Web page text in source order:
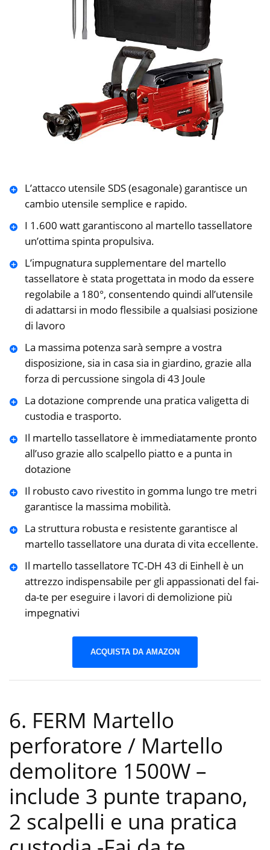
L’attacco utensile SDS (esagonale) garantisce un
cambio utensile semplice e rapido.
I 1.600 watt garantiscono al martello tassellatore
un’ottima spinta propulsiva.
L’impugnatura supplementare del martello
tassellatore è stata progettata in modo da essere
regolabile a 180°, consentendo quindi all’utensile
di adattarsi in modo flessibile a qualsiasi posizione
di lavoro
La massima potenza sarà sempre a vostra
disposizione, sia in casa sia in giardino, grazie alla
forza di percussione singola di 43 Joule
La dotazione comprende una pratica valigetta di
custodia e trasporto.
Il martello tassellatore è immediatamente pronto
all’uso grazie allo scalpello piatto e a punta in
dotazione
Il robusto cavo rivestito in gomma lungo tre metri
garantisce la massima mobilità.
La struttura robusta e resistente garantisce al
martello tassellatore una durata di vita eccellente.
Il martello tassellatore TC-DH 43 di Einhell è un
attrezzo indispensabile per gli appassionati del fai-
da-te per eseguire i lavori di demolizione più
impegnativi
ACQUISTA DA AMAZON
6. FERM Martello
perforatore / Martello
demolitore 1500W –
include 3 punte trapano,
2 scalpelli e una pratica